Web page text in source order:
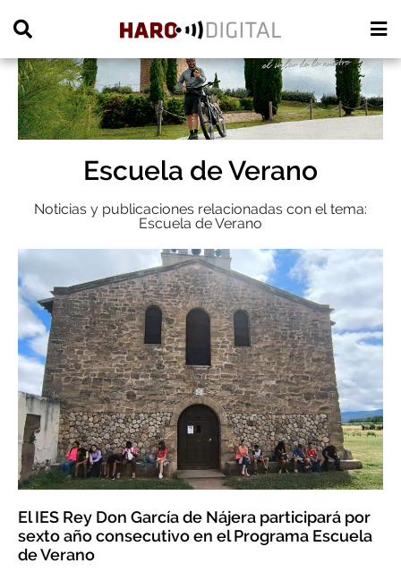
Escuela de Verano
Noticias y publicaciones relacionadas con el tema:
Escuela de Verano
El IES Rey Don García de Nájera participará por
sexto año consecutivo en el Programa Escuela
de Verano